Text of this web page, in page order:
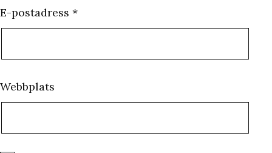
E-postadress *
Webbplats